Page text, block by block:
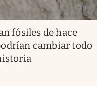
fósiles de hace
cambiar todo